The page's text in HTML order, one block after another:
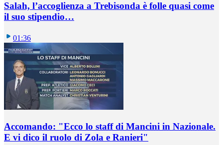
Salah, l’accoglienza a Trebisonda è folle quasi come
il suo stipendio…
01:36
Accomando: "Ecco lo staff di Mancini in Nazionale.
E vi dico il ruolo di Zola e Ranieri"